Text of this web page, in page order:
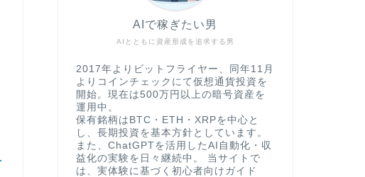
AIとともに資産形成を追求する男
AIで稼ぎたい男
2017年よりビットフライヤー、同年11月
よりコインチェックにて仮想通貨投資を
開始。現在は500万円以上の暗号資産を
運用中。
保有銘柄はBTC・ETH・XRPを中心と
し、長期投資を基本方針としています。
また、ChatGPTを活用したAI自動化・収
益化の実験を日々継続中。 当サイトで
は、実体験に基づく初心者向けガイド